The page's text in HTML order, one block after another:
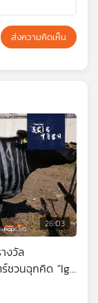
ส่งความคิดเห็น
26:03
งวัล
ชวนฉุกคิด "Ig